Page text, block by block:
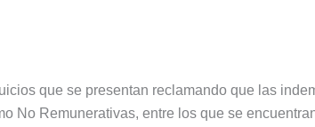
que se presentan reclamando que las
No Remunerativas, entre los que se